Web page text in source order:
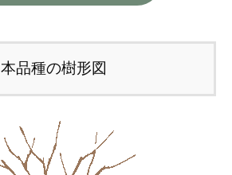
本品種の樹形図